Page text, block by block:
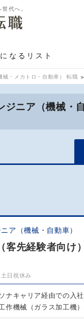
代へ。
なるリスト
械・メカトロ・自動車） 転職
ジニア（機械・
ア（機械・自動車）
客先経験者向け
土日祝休み
ソナキャリア経由での入
作機械（ガラス加工機